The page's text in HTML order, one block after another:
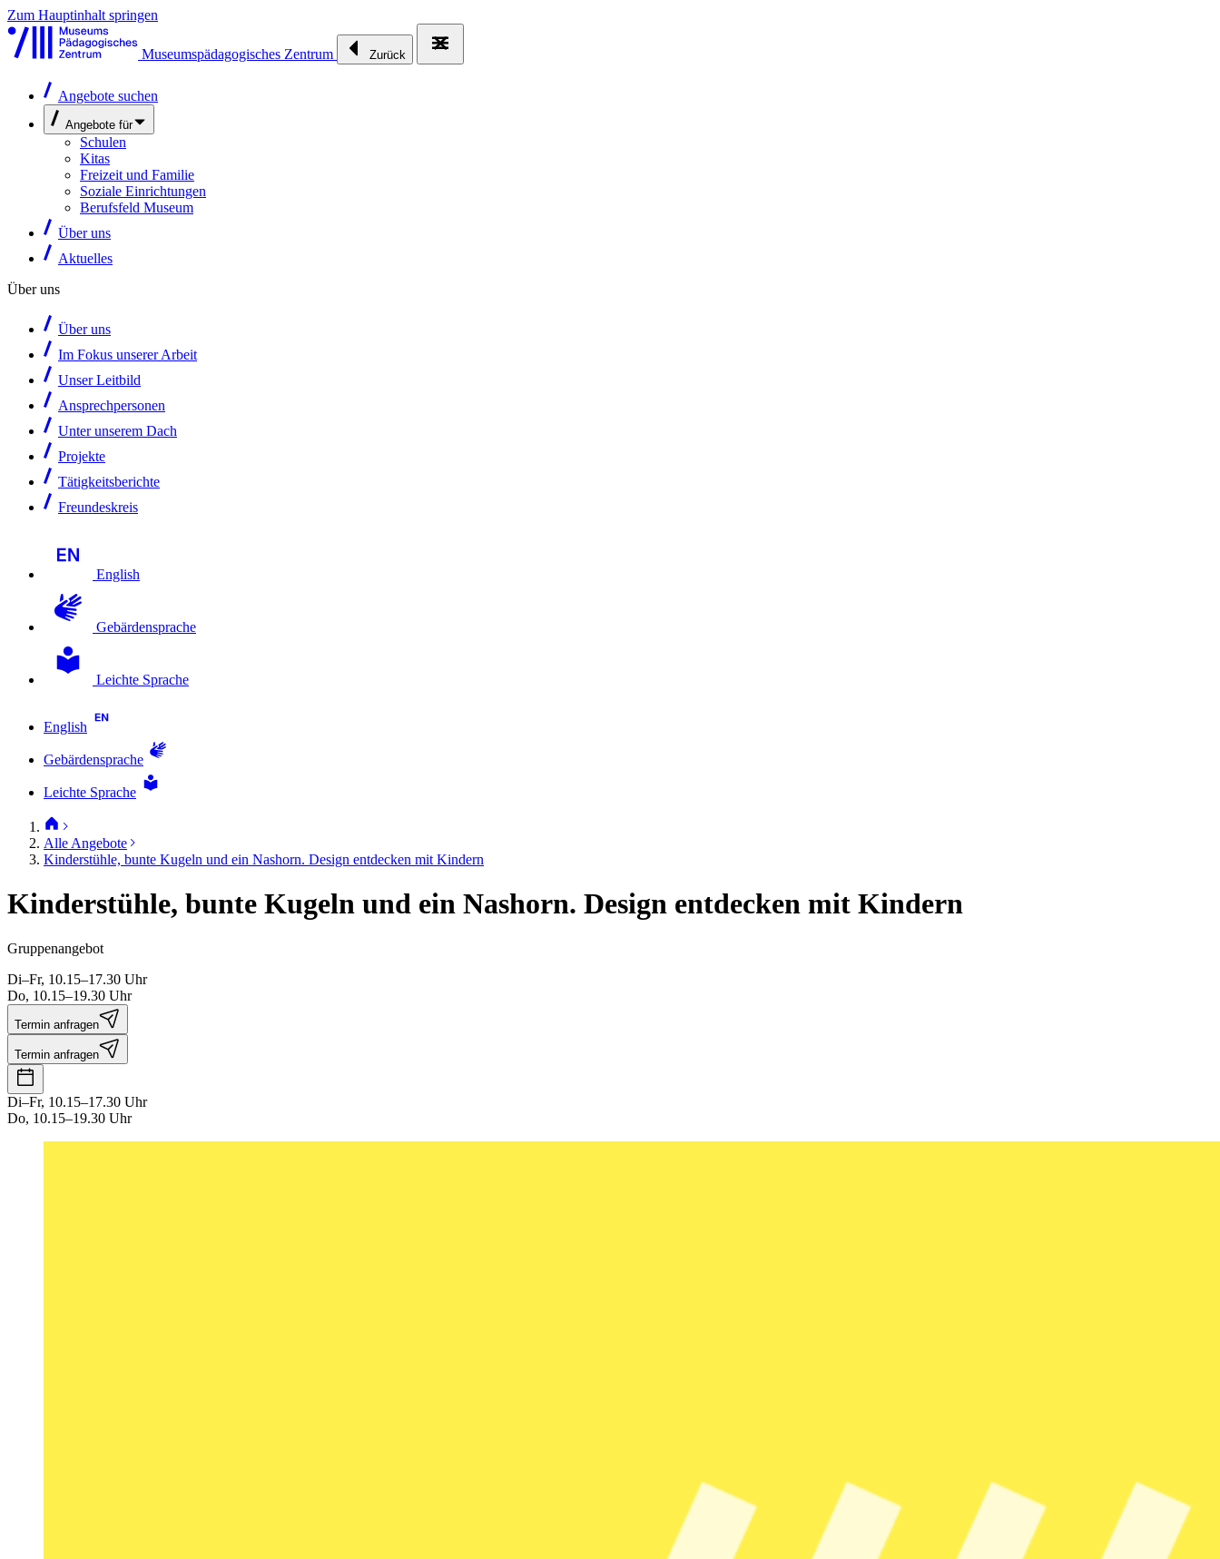
Zum Hauptinhalt springen
Museumspädagogisches Zentrum Zurück
Angebote suchen
Angebote für
Schulen
Kitas
Freizeit und Familie
Soziale Einrichtungen
Berufsfeld Museum
Über uns
Aktuelles
Über uns
Über uns
Im Fokus unserer Arbeit
Unser Leitbild
Ansprechpersonen
Unter unserem Dach
Projekte
Tätigkeitsberichte
Freundeskreis
English
Gebärdensprache
Leichte Sprache
English
Gebärdensprache
Leichte Sprache
Alle Angebote
Kinderstühle, bunte Kugeln und ein Nashorn. Design entdecken mit Kindern
Kinderstühle, bunte Kugeln und ein Nashorn. Design entdecken mit Kindern
Gruppenangebot
Di–Fr, 10.15–17.30 Uhr
Do, 10.15–19.30 Uhr
Termin anfragen
Termin anfragen
Di–Fr, 10.15–17.30 Uhr
Do, 10.15–19.30 Uhr